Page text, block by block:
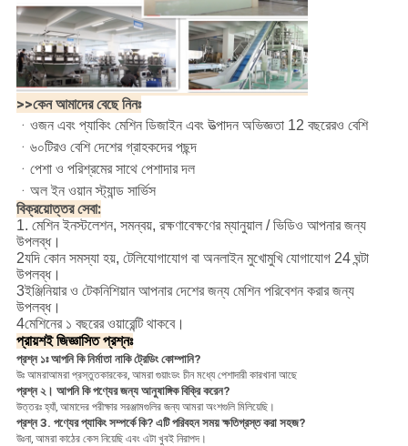
>>কেন আমাদের বেছে নিনঃ
ᆞ ওজন এবং প্যাকিং মেশিন ডিজাইন এবং উত্পাদন অভিজ্ঞতা 12 বছরেরও বেশি
ᆞ৬০টিরও বেশি দেশের গ্রাহকদের পছন্দ
ᆞপেশা ও পরিশ্রমের সাথে পেশাদার দল
ᆞঅল ইন ওয়ান স্ট্যান্ড সার্ভিস
বিক্রয়োত্তর সেবা:
1. মেশিন ইনস্টলেশন, সমন্বয়, রক্ষণাবেক্ষণের ম্যানুয়াল / ভিডিও আপনার জন্য
উপলব্ধ।
2যদি কোন সমস্যা হয়, টেলিযোগাযোগ বা অনলাইন মুখোমুখি যোগাযোগ 24 ঘন্টা
উপলব্ধ।
3ইঞ্জিনিয়ার ও টেকনিশিয়ান আপনার দেশের জন্য মেশিন পরিবেশন করার জন্য
উপলব্ধ।
4মেশিনের ১ বছরের ওয়ারেন্টি থাকবে।
প্রায়শই জিজ্ঞাসিত প্রশ্নঃ
প্রশ্ন ১ঃ আপনি কি নির্মাতা নাকি ট্রেডিং কোম্পানি?
উঃ আমরাআমরা প্রস্তুতকারকের, আমরা গুয়াংডং চীন মধ্যে পেশাদারী কারখানা আছে
প্রশ্ন ২। আপনি কি পণ্যের জন্য আনুষাঙ্গিক বিক্রি করেন?
উত্তরঃ হ্যাঁ, আমাদের পরীক্ষার সরঞ্জামগুলির জন্য আমরা অংশগুলি মিলিয়েছি।
প্রশ্ন 3. পণ্যের প্যাকিং সম্পর্কে কি? এটি পরিবহন সময় ক্ষতিগ্রস্ত করা সহজ?
উঃনা, আমরা কাঠের কেস নিয়েছি এবং এটা খুবই নিরাপদ।